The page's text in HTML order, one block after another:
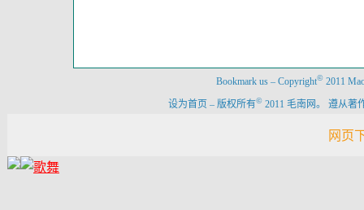
Bookmark us – Copyright© 2011
设为首页 – 版权所有© 2011 毛南网。 遵从著
网页